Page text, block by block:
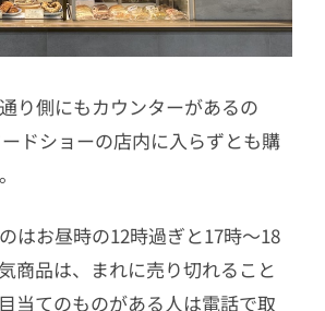
り側にもカウンターがあるの
ドショーの店内に入らずとも購
はお昼時の12時過ぎと17時〜18
商品は、まれに売り切れること
当てのものがある人は電話で取